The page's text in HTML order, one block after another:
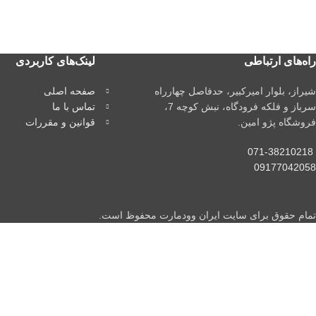
راه‌های ارتباطی
شیراز، بلوار امیرکبیر، حدفاصل چهارراه
سرباز و فلکه فرودگاه، نبش کوچه 7،
فروشگاه پژو امین.
09177042058
لینک‌های کاربردی
صفحه اصلی
تماس با ما
قوانین و مقررات
تمام حقوق برای سایت ایران وودمارت محفوظ است.